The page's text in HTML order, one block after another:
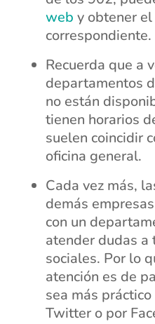
web y obtener
correspondiente.
Recuerda que a
departamentos
no están
tienen horarios
suelen coincidir
oficina general.
Cada vez más,
demás
con un
atender dudas a
sociales. Por lo
atención es de
sea más
Twitter o por